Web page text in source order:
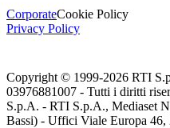
CorporateCookie Policy
Privacy Policy
Copyright © 1999-2026 RTI
03976881007 - Tutti i diritti
S.p.A. - RTI S.p.A., Mediaset
Bassi) - Uffici Viale Europa